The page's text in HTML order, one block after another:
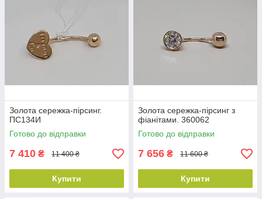
Золота сережка-пірсинг.
ПС134И
Готово до відправки
7 410 ₴ 11 400 ₴
Купити
Золота сережка-пірсинг з
фіанітами. 360062
Готово до відправки
7 656 ₴ 11 600 ₴
Купити